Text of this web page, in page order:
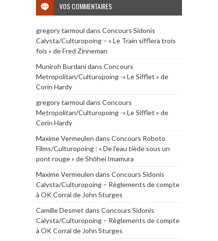
VOS COMMENTAIRES
gregory tarmoul dans Concours Sidonis
Calysta/Culturopoing – « Le Train sifflera trois
fois » de Fred Zinneman
Muniroh Burdanidans Concours
Metropolitan/Culturopoing -« Le Sifflet » de
Corin Hardy
gregory tarmoul dans Concours
Metropolitan/Culturopoing -« Le Sifflet » de
Corin Hardy
Maxime Vermeulen dans Concours Roboto
Films/Culturopoing : « De l’eau tiède sous un
pont rouge » de Shōhei Imamura
Maxime Vermeulen dans Concours Sidonis
Calysta/Culturopoing – Règlements de compte
à OK Corral de John Sturges
Camille Desmet dans Concours Sidonis
Calysta/Culturopoing – Règlements de compte
à OK Corral de John Sturges